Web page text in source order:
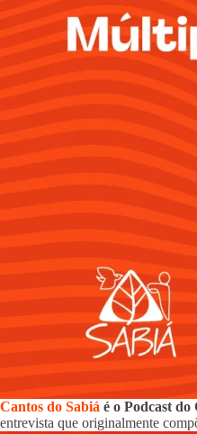
Cantos do Sabiá é o Podcast
entrevista que originalmente